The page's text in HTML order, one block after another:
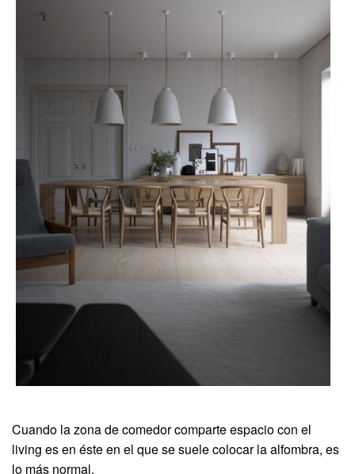
Cuando la zona de comedor comparte espacio con el
living es en éste en el que se suele colocar la alfombra, es
lo más normal.